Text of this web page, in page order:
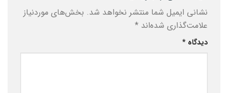
نشانی ایمیل شما منتشر نخواهد شد. بخش‌های موردنیاز
علامت‌گذاری شده‌اند *
دیدگاه *